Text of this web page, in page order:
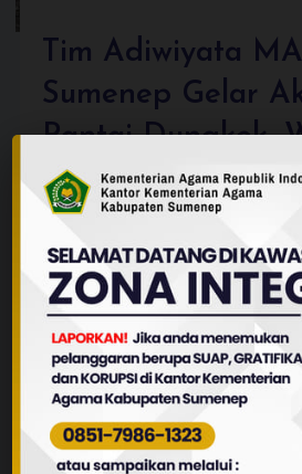
Tim Adiwiyata
Sumenep Gelar
Pantai Dungkek,
Kepedulian
-
Sumenep (UltraMAN)
Read More